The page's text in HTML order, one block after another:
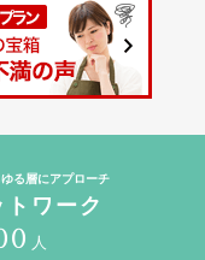
る層にアプローチ
ワーク
人